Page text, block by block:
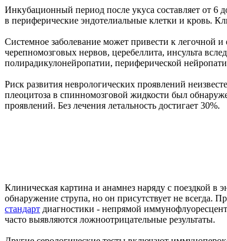
Инкубационный период после укуса составляет от 6
в периферические эндотелиальные клетки и кровь.
Системное заболевание может привести к легочной
черепномозговых нервов, церебеллита, инсульта
полирадикулонейропатии, периферической
Риск развития неврологических проявлений
плеоцитоза в спинномозговой жидкости был
проявлений. Без лечения летальность достигает 30%.
Клиническая картина и анамнез наряду с поездкой
обнаружение струпа, но он присутствует не всегда.
стандарт диагностики - непрямой
часто выявляются ложноотрицательные результаты.